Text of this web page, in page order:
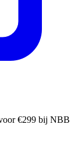
€299 bij NBB